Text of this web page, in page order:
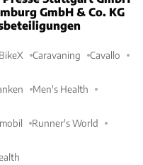
GmbH & Co. KG
Caravaning Cavallo
Men's Health
Runner's World